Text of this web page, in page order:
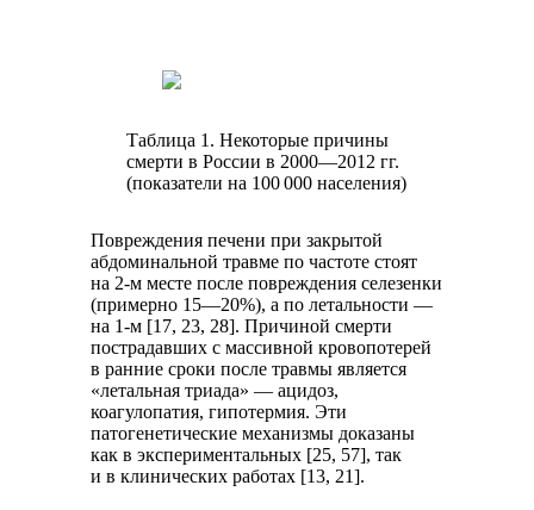
Таблица 1. Некоторые причины
смерти в России в 2000—2012 гг.
(показатели на 100 000 населения)
Повреждения печени при закрытой
абдоминальной травме по частоте стоят
на 2-м месте после повреждения селезенки
(примерно 15—20%), а по летальности —
на 1-м [17, 23, 28]. Причиной смерти
пострадавших с массивной кровопотерей
в ранние сроки после травмы является
«летальная триада» — ацидоз,
коагулопатия, гипотермия. Эти
патогенетические механизмы доказаны
как в экспериментальных [25, 57], так
и в клинических работах [13, 21].